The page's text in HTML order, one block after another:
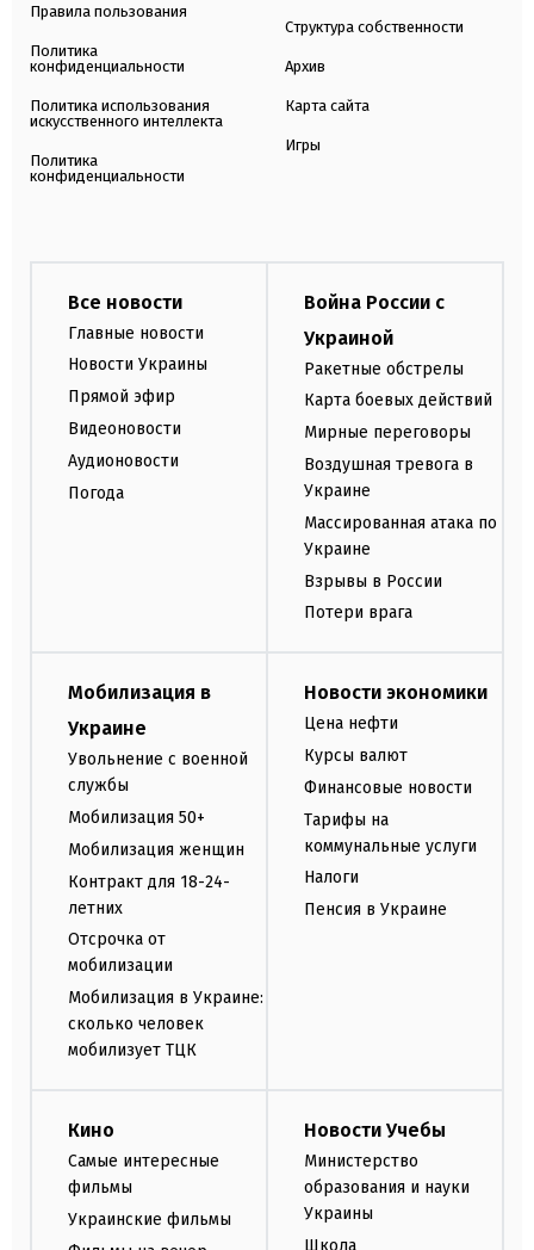
Правила пользования
Политика
конфиденциальности
Политика использования
искусственного интеллекта
Политика
конфиденциальности
Структура собственности
Архив
Карта сайта
Игры
Все новости
Главные новости
Новости Украины
Прямой эфир
Видеоновости
Аудионовости
Погода
Война России с
Украиной
Ракетные обстрелы
Карта боевых действий
Мирные переговоры
Воздушная тревога в
Украине
Массированная атака по
Украине
Взрывы в России
Потери врага
Мобилизация в
Украине
Увольнение с военной
службы
Мобилизация 50+
Мобилизация женщин
Контракт для 18-24-
летних
Отсрочка от
мобилизации
Мобилизация в Украине:
сколько человек
мобилизует ТЦК
Новости экономики
Цена нефти
Курсы валют
Финансовые новости
Тарифы на
коммунальные услуги
Налоги
Пенсия в Украине
Кино
Самые интересные
фильмы
Украинские фильмы
Новости Учебы
Министерство
образования и науки
Украины
Школа